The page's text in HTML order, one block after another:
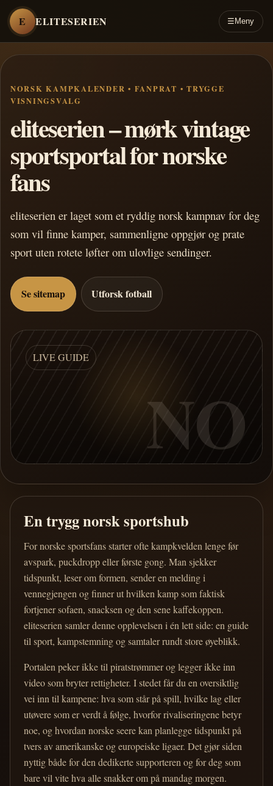
E ELITESERIEN ☰ Meny
NORSK KAMPKALENDER • FANPRAT • TRYGGE
VISNINGSVALG
eliteserien – mørk vintage
sportsportal for norske
fans
eliteserien er laget som et ryddig norsk kampnav for deg
som vil finne kamper, sammenligne oppgjør og prate
sport uten rotete løfter om ulovlige sendinger.
Se sitemap Utforsk fotball
LIVE GUIDE
NO
En trygg norsk sportshub
For norske sportsfans starter ofte kampkvelden lenge før
avspark, puckdropp eller første gong. Man sjekker
tidspunkt, leser om formen, sender en melding i
vennegjengen og finner ut hvilken kamp som faktisk
fortjener sofaen, snacksen og den sene kaffekoppen.
eliteserien samler denne opplevelsen i én lett side: en guide
til sport, kampstemning og samtaler rundt store øyeblikk.
Portalen peker ikke til piratstrømmer og legger ikke inn
video som bryter rettigheter. I stedet får du en oversiktlig
vei inn til kampene: hva som står på spill, hvilke lag eller
utøvere som er verdt å følge, hvorfor rivaliseringene betyr
noe, og hvordan norske seere kan planlegge tidspunkt på
tvers av amerikanske og europeiske ligaer. Det gjør siden
nyttig både for den dedikerte supporteren og for deg som
bare vil vite hva alle snakker om på mandag morgen.